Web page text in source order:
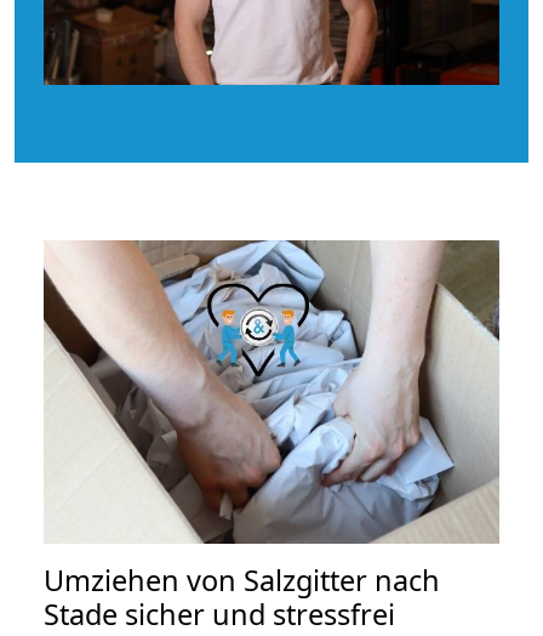
Umziehen von Salzgitter nach
Stade sicher und stressfrei